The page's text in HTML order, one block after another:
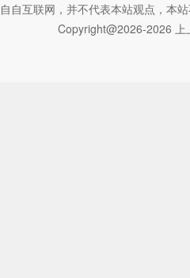
自互联网，并不代表本站观点，本
Copyright@2026-2026